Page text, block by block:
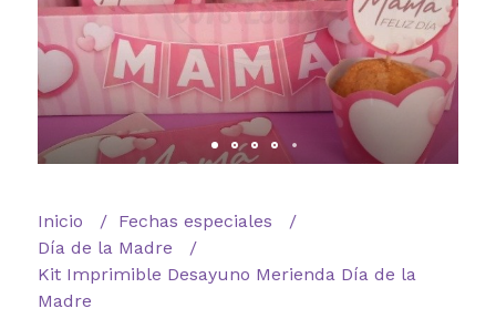
Inicio
Fechas especiales
Día de la Madre
Kit Imprimible Desayuno Merienda Día de la
Madre